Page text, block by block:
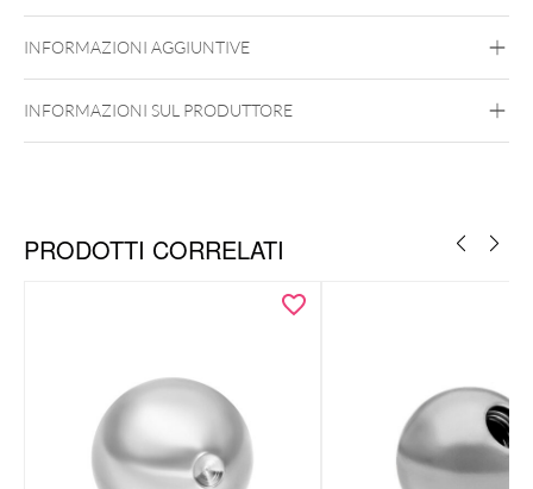
Titan Aureliumline Titan Blackline Titan
INFORMAZIONI AGGIUNTIVE
INFORMAZIONI SUL PRODUTTORE
PRODOTTI CORRELATI